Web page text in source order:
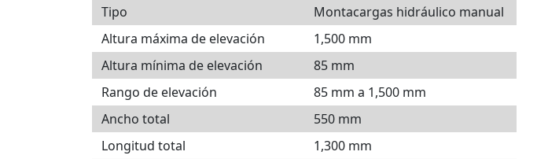
Tipo
Montacargas hidráulico manual
Altura máxima de elevación
1,500 mm
Altura mínima de elevación
85 mm
Rango de elevación
85 mm a 1,500 mm
Ancho total
550 mm
Longitud total
1,300 mm